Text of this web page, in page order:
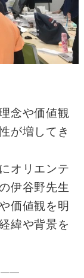
念や価値観
が増してき
オリエンテ
伊谷野先生
価値観を明
緯や背景を